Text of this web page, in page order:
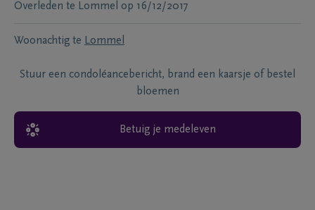
Overleden te Lommel op 16/12/2017
Woonachtig te Lommel
Stuur een condoléancebericht, brand een kaarsje of bestel
bloemen
Betuig je medeleven